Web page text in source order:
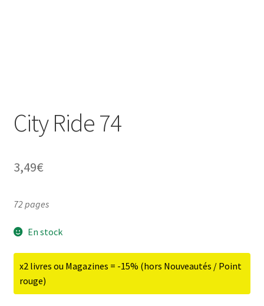
City Ride 74
3,49€
72 pages
En stock
x2 livres ou Magazines = -15% (hors Nouveautés / Point
rouge)